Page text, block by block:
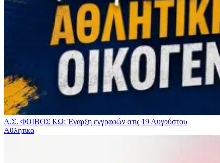
Α.Σ. ΦΟΙΒΟΣ ΚΩ: Έναρξη εγγραφών στις 19 Αυγούστου
Αθλητικα